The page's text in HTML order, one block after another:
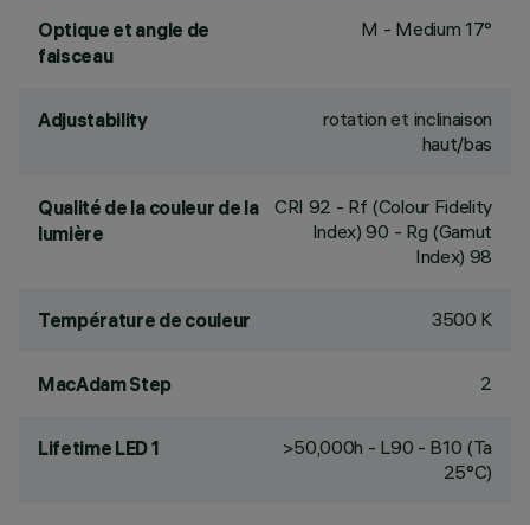
Optique et angle de
faisceau
M - Medium 17°
Adjustability
rotation et inclinaison
haut/bas
Qualité de la couleur de la
lumière
CRI 92 - Rf (Colour Fidelity
Index) 90 - Rg (Gamut
Index) 98
Température de couleur 3500 K
MacAdam Step 2
Lifetime LED 1
>50,000h - L90 - B10 (Ta
25°C)